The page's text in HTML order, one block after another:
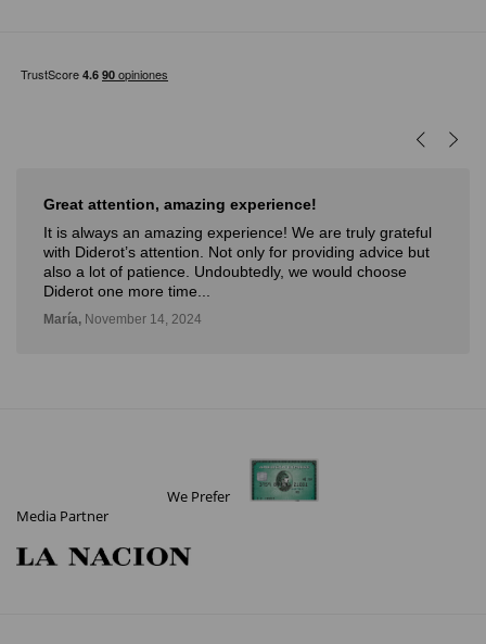
Great attention, amazing experience!
It is always an amazing experience! We are truly grateful
with Diderot’s attention. Not only for providing advice but
also a lot of patience. Undoubtedly, we would choose
Diderot one more time...
María, November 14, 2024
We Prefer
Media Partner